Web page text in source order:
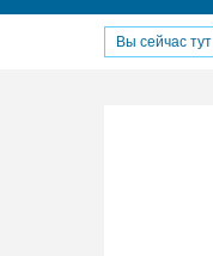
Вы сейчас тут